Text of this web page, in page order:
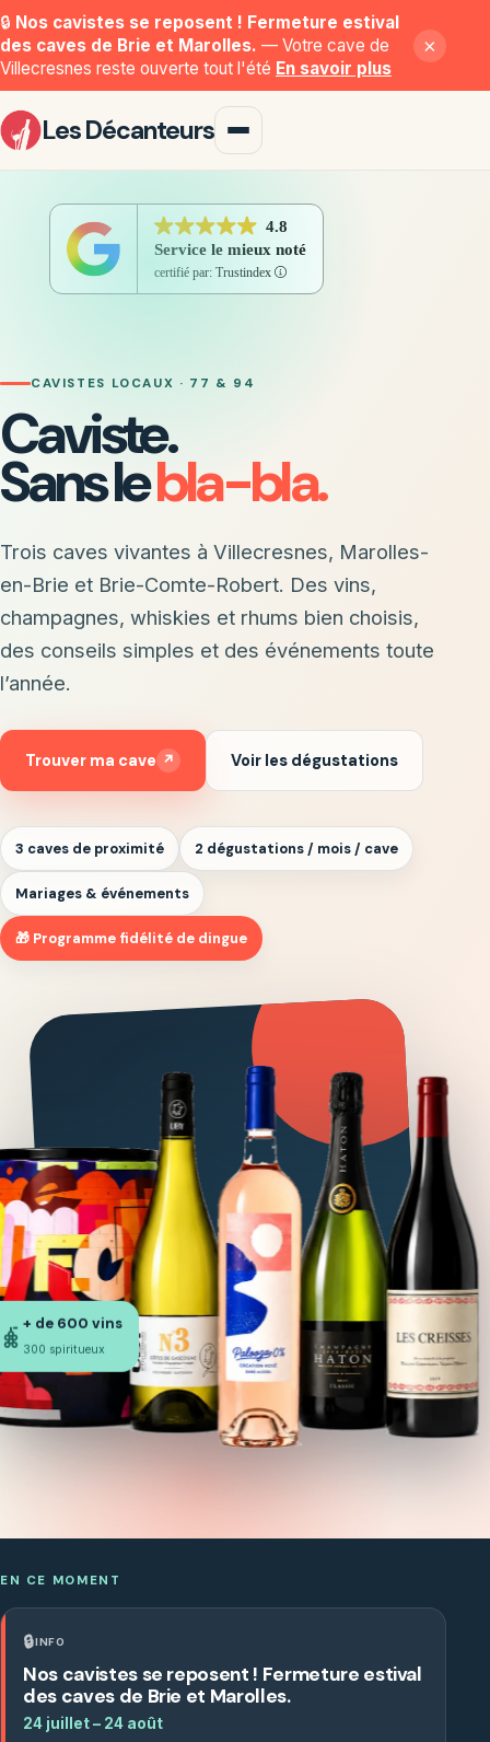
🔒 Nos cavistes se reposent ! Fermeture estival
des caves de Brie et Marolles. — Votre cave de
Villecresnes reste ouverte tout l'été En savoir plus
×
Les Décanteurs
CAVISTES LOCAUX · 77 & 94
Caviste.
Sans lebla-bla.
Trois caves vivantes à Villecresnes, Marolles-
en-Brie et Brie-Comte-Robert. Des vins,
champagnes, whiskies et rhums bien choisis,
des conseils simples et des événements toute
l’année.
Trouver ma cave ↗ Voir les dégustations
3 caves de proximité 2 dégustations / mois / cave
Mariages & événements
🎁 Programme fidélité de dingue
+ de 600 vins
EN CE MOMENT
🔒INFO
Nos cavistes se reposent ! Fermeture estival
des caves de Brie et Marolles.
24 juillet – 24 août